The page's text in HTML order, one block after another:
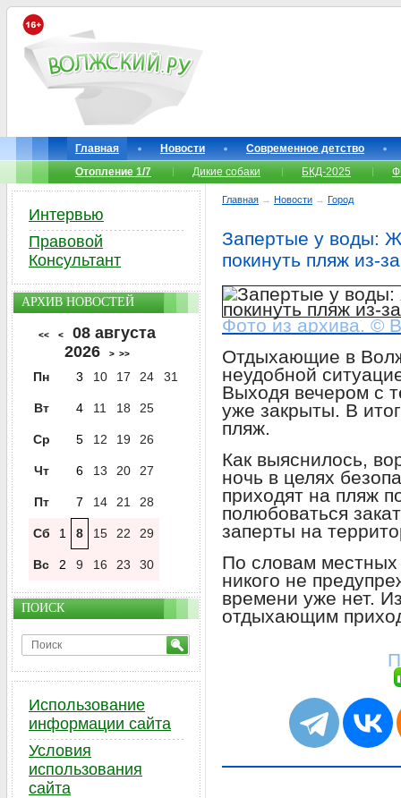
Главная Новости
Современное детство
Отопление 1/7
Дикие собаки БКД-2025
Главная → Новости → Город
Запертые у воды:
покинуть пляж из-
Фото из архива. ©
Отдыхающие в
неудобной
Выходя вечером с
уже закрыты. В
пляж.
Как выяснилось,
ночь в целях
приходят на пляж
полюбоваться
заперты на
По словам местных
никого не
времени уже нет.
отдыхающим
Интервью
Правовой
Консультант
АРХИВ НОВОСТЕЙ
<< <
08 августа
2026
> >>
Пн 3 10 17 24 31
Вт 4 11 18 25
Ср 5 12 19 26
Чт 6 13 20 27
Пт 7 14 21 28
Сб 1 8 15 22 29
Вс 2 9 16 23 30
ПОИСК
Использование
информации сайта
Условия
использования
сайта